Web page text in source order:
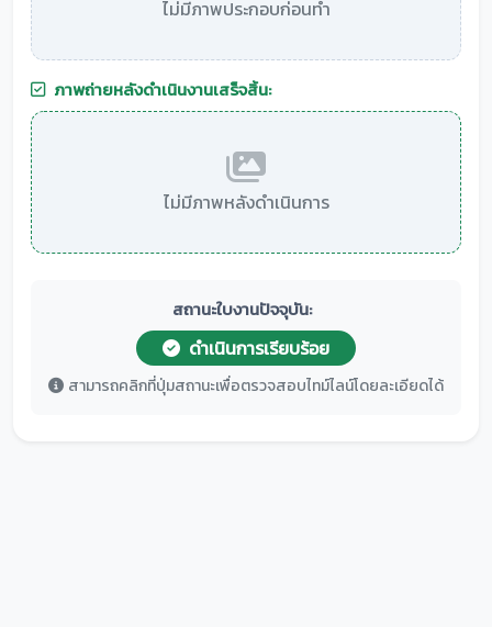
ไม่มีภาพประกอบก่อนทำ
ภาพถ่ายหลังดำเนินงานเสร็จสิ้น:
ไม่มีภาพหลังดำเนินการ
สถานะใบงานปัจจุบัน:
ดำเนินการเรียบร้อย
สามารถคลิกที่ปุ่มสถานะเพื่อตรวจสอบไทม์ไลน์โดยละเอียดได้